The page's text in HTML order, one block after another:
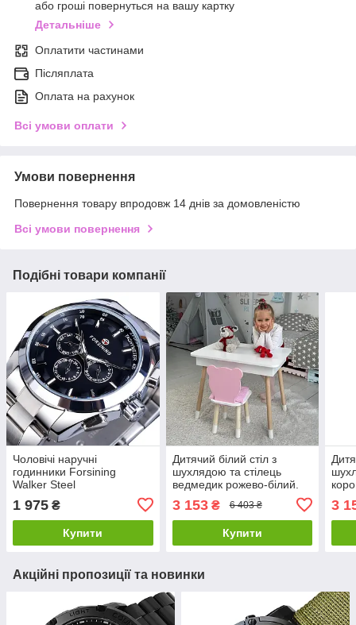
або гроші повернуться на вашу картку
Детальніше
Оплатити частинами
Післяплата
Оплата на рахунок
Всі умови оплати
Умови повернення
Повернення товару впродовж 14 днів за домовленістю
Всі умови повернення
Подібні товари компанії
Чоловічі наручні
годинники Forsining
Walker Steel
1 975 ₴
Купити
Дитячий білий стіл з
шухлядою та стілець
ведмедик рожево-білий.
Для дітей 1 групи зросту
(100-115см)
3 153₴ 6 403 ₴
Купити
3
Акційні пропозиції та новинки